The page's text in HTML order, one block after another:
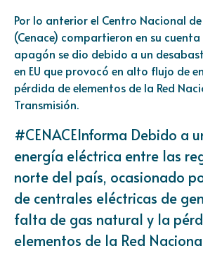
Por lo anterior el Centro Nacional
(Cenace) compartieron en su
apagón se dio debido a un
en EU que provocó en alto flujo de
pérdida de elementos de la Red
Transmisión.
#CENACEInforma Debido a
energía eléctrica entre las
norte del país, ocasionado
de centrales eléctricas de
falta de gas natural y la
elementos de la Red